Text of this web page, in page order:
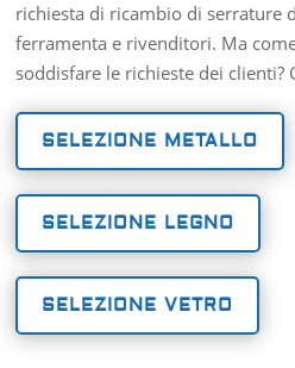
richiesta di ricambio di serrature
ferramenta e rivenditori. Ma
soddisfare le richieste dei clienti?
SELEZIONE METALLO
SELEZIONE LEGNO
SELEZIONE VETRO